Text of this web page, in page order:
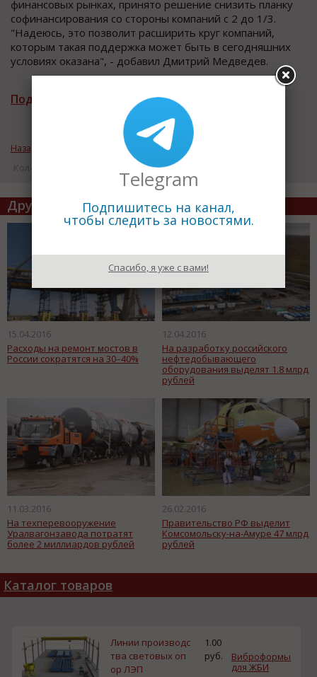
финансовых рынках, принято решение снизить планку
софинансирования со стороны компаний с 2 до 1/3.
"Надеюсь, это позволит расширить круг компаний,
которым такая поддержка может быть в сегодняшних
условиях оказана", - добавил Дмитрий Медведев.
Подписаться на рассылку новостей
Назад к рубрике «Деньги. Инвестиции»
Кол-во просмотров: 20325
Другие статьи по теме
15.04.2016
Расходы на ремонт мостов в
России сократятся на 30–40%
12.04.2016
На разработку российского
нефтедобывающего
оборудования выделят 1.8 млрд
рублей
11.03.2016
На техперевооружение
Уралвагонзавода потратят
более 2 миллиардов рублей
26.02.2016
Правительство РФ выделит
Комсомольску-на-Амуре 47 млрд
рублей
Каталог товаров
Линии производс
тва световых оп
ор ЛЭП
1.00
руб.
Виброформы
для ЖБИ
Telegram
Подпишитесь на канал,
чтобы следить за новостями.
Спасибо, я уже с вами!